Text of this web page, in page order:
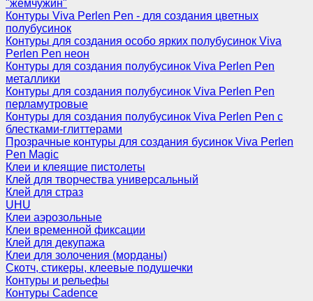
"жемчужин"
Контуры Viva Perlen Pen - для создания цветных
полубусинок
Контуры для создания особо ярких полубусинок Viva
Perlen Pen неон
Контуры для создания полубусинок Viva Perlen Pen
металлики
Контуры для создания полубусинок Viva Perlen Pen
перламутровые
Контуры для создания полубусинок Viva Perlen Pen с
блестками-глиттерами
Прозрачные контуры для создания бусинок Viva Perlen
Pen Magic
Клеи и клеящие пистолеты
Клей для творчества универсальный
Клей для страз
UHU
Клеи аэрозольные
Клеи временной фиксации
Клей для декупажа
Клеи для золочения (морданы)
Скотч, стикеры, клеевые подушечки
Контуры и рельефы
Контуры Cadence